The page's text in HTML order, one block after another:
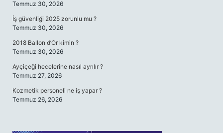
Temmuz 30, 2026
İş güvenliği 2025 zorunlu mu ?
Temmuz 30, 2026
2018 Ballon d’Or kimin ?
Temmuz 30, 2026
Ayçiçeği hecelerine nasıl ayrılır ?
Temmuz 27, 2026
Kozmetik personeli ne iş yapar ?
Temmuz 26, 2026